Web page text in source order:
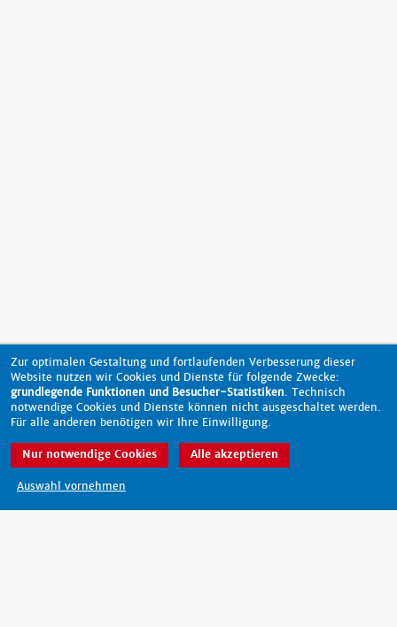
nach oben
Zur optimalen Gestaltung und fortlaufenden Verbesserung dieser
Website nutzen wir Cookies und Dienste für folgende Zwecke:
grundlegende Funktionen und Besucher-Statistiken. Technisch
notwendige Cookies und Dienste können nicht ausgeschaltet werden.
Für alle anderen benötigen wir Ihre Einwilligung.
Auswahl vornehmen
Nur notwendige Cookies Alle akzeptieren